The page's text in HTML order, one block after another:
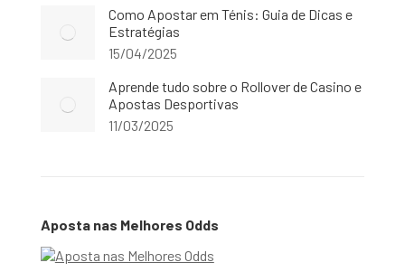
Como Apostar em Ténis: Guia de Dicas e
Estratégias
15/04/2025
Aprende tudo sobre o Rollover de Casino e
Apostas Desportivas
11/03/2025
Aposta nas Melhores Odds